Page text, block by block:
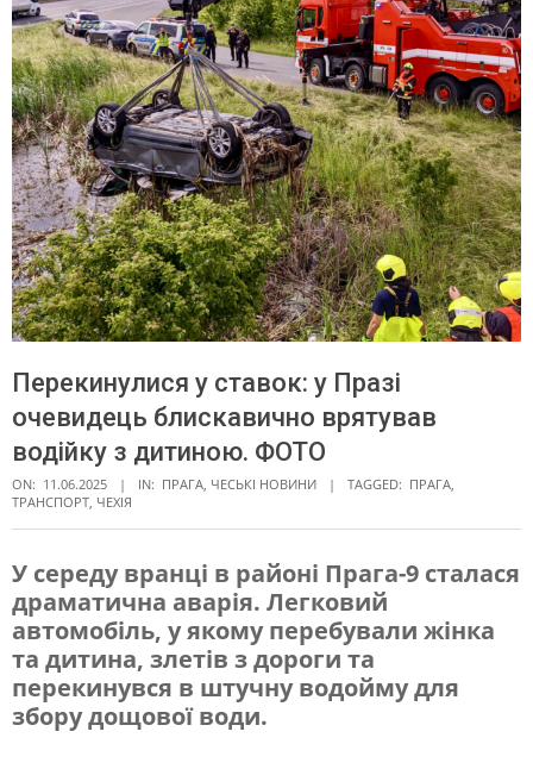
Перекинулися у ставок: у Празі
очевидець блискавично врятував
водійку з дитиною. ФОТО
ON: 11.06.2025 IN: ПРАГА, ЧЕСЬКІ НОВИНИ TAGGED: ПРАГА,
ТРАНСПОРТ, ЧЕХІЯ
П
е
р
е
У середу вранці в районі Прага-9 сталася
драматична аварія. Легковий
автомобіль, у якому перебували жінка
та дитина, злетів з дороги та
перекинувся в штучну водойму для
збору дощової води.